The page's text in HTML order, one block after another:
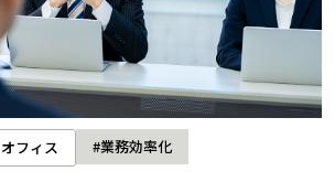
フィス #業務効率化